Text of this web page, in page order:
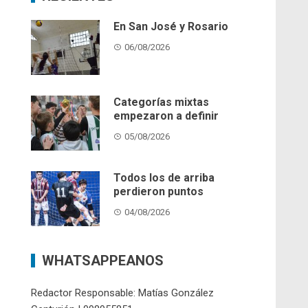
En San José y Rosario
06/08/2026
Categorías mixtas
empezaron a definir
05/08/2026
Todos los de arriba
perdieron puntos
04/08/2026
WHATSAPPEANOS
Redactor Responsable: Matías González